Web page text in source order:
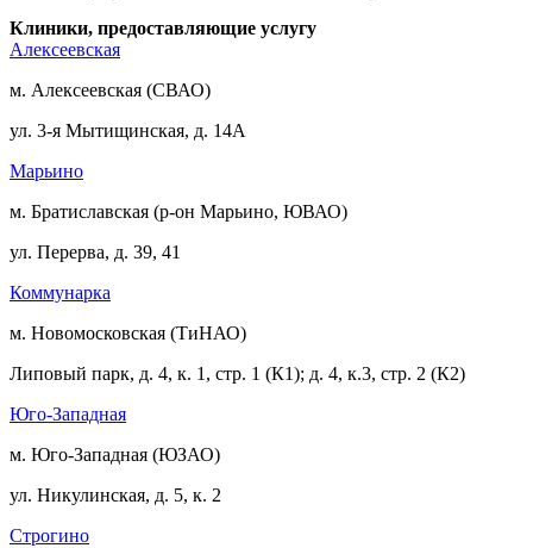
Клиники, предоставляющие услугу
Алексеевская
м. Алексеевская (СВАО)
ул. 3-я Мытищинская, д. 14А
Марьино
м. Братиславская (р-он Марьино, ЮВАО)
ул. Перерва, д. 39, 41
Коммунарка
м. Новомосковская (ТиНАО)
Липовый парк, д. 4, к. 1, стр. 1 (К1); д. 4, к.3, стр. 2 (К2)
Юго-Западная
м. Юго-Западная (ЮЗАО)
ул. Никулинская, д. 5, к. 2
Строгино